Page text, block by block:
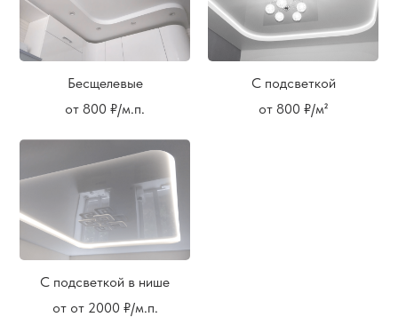
Бесщелевые
от 800 ₽/м.п.
С подсветкой
от 800 ₽/м²
С подсветкой в нише
от от 2000 ₽/м.п.